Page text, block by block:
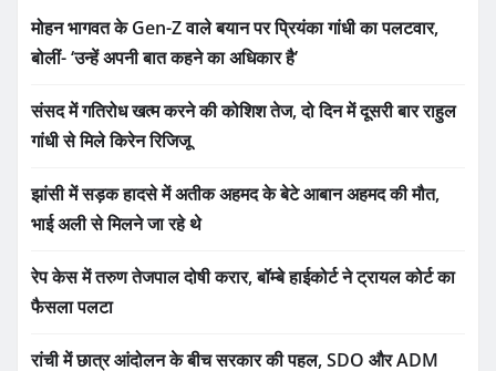
मोहन भागवत के Gen-Z वाले बयान पर प्रियंका गांधी का पलटवार,
बोलीं- ‘उन्हें अपनी बात कहने का अधिकार है’
संसद में गतिरोध खत्म करने की कोशिश तेज, दो दिन में दूसरी बार राहुल
गांधी से मिले किरेन रिजिजू
झांसी में सड़क हादसे में अतीक अहमद के बेटे आबान अहमद की मौत,
भाई अली से मिलने जा रहे थे
रेप केस में तरुण तेजपाल दोषी करार, बॉम्बे हाईकोर्ट ने ट्रायल कोर्ट का
फैसला पलटा
रांची में छात्र आंदोलन के बीच सरकार की पहल, SDO और ADM